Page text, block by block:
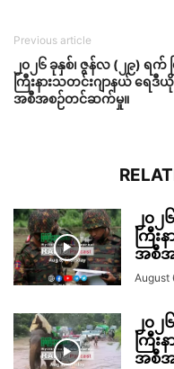
Previous article
၂၀၂၆ ခုနှစ်၊ ဇွန်လ (၂၉) ရက်
ကြီးနားသတင်းဂျာနယ် ရေဒီယို
အစီအစဉ်တင်ဆက်မှု။
၂၀
ကြီး
အစီ
August
၂၀
ကြီး
အစီ